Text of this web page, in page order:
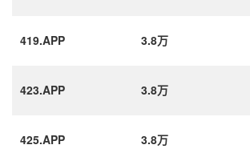
419.APP 3.8万
423.APP 3.8万
425.APP 3.8万